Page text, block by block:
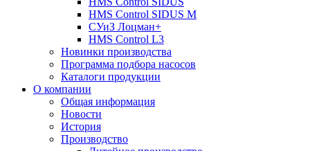
HMS Control SIDUS M
СУиЗ Лоцман+
HMS Control L3
Новинки производства
Программа подбора насосов
Каталоги продукции
О компании
Общая информация
Новости
История
Производство